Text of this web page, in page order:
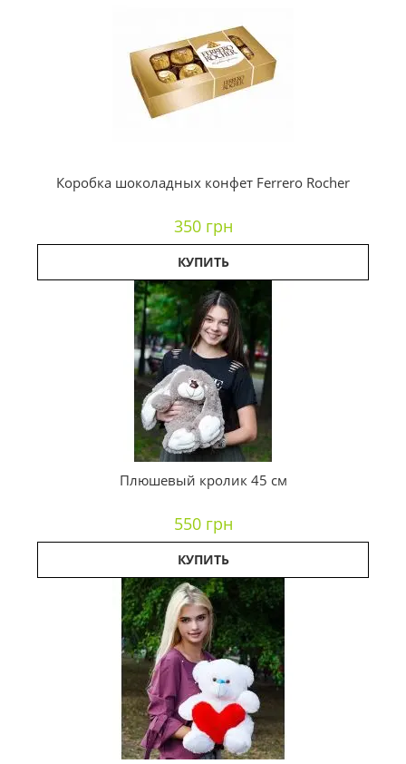
Коробка шоколадных конфет Ferrero Rocher
350 грн
КУПИТЬ
Плюшевый кролик 45 см
550 грн
КУПИТЬ